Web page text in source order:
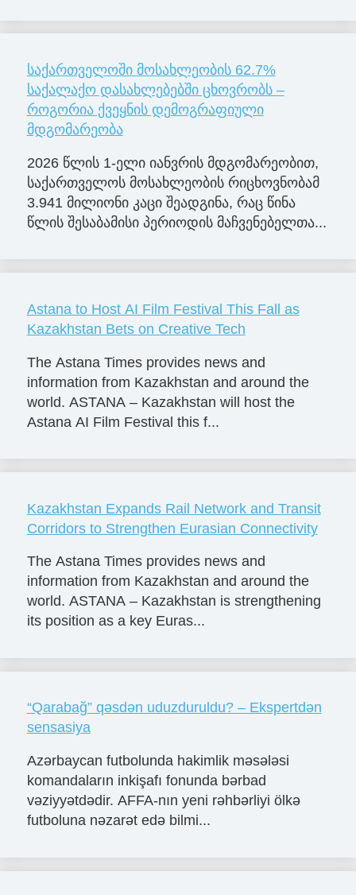
საქართველოში მოსახლეობის 62.7%
საქალაქო დასახლებებში ცხოვრობს –
როგორია ქვეყნის დემოგრაფიული
მდგომარეობა
2026 წლის 1-ელი იანვრის მდგომარეობით,
საქართველოს მოსახლეობის რიცხოვნობამ
3.941 მილიონი კაცი შეადგინა, რაც წინა
წლის შესაბამისი პერიოდის მაჩვენებელთა...
Astana to Host AI Film Festival This Fall as
Kazakhstan Bets on Creative Tech
The Astana Times provides news and
information from Kazakhstan and around the
world. ASTANA – Kazakhstan will host the
Astana AI Film Festival this f...
Kazakhstan Expands Rail Network and Transit
Corridors to Strengthen Eurasian Connectivity
The Astana Times provides news and
information from Kazakhstan and around the
world. ASTANA – Kazakhstan is strengthening
its position as a key Euras...
“Qarabağ” qəsdən uduzduruldu? – Ekspertdən
sensasiya
Azərbaycan futbolunda hakimlik məsələsi
komandaların inkişafı fonunda bərbad
vəziyyətdədir. AFFA-nın yeni rəhbərliyi ölkə
futboluna nəzarət edə bilmi...